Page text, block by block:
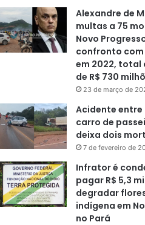
Alexandre de
multas a 75
Novo
confronto com
em 2022, total
de R$ 730
23 de março de
Acidente
carro de
deixa dois
7 de fevereiro de
Infrator é
pagar R$ 5,3
degradar
indígena em
no Pará